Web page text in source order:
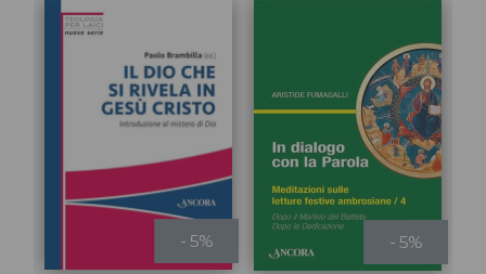
- 5% - 5%